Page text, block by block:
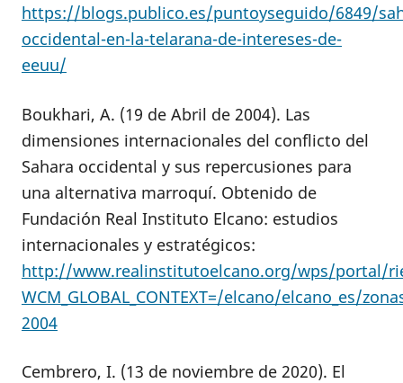
https://blogs.publico.es/puntoyseguido/6849/
occidental-en-la-telarana-de-intereses-de-
eeuu/
Boukhari, A. (19 de Abril de 2004). Las
dimensiones internacionales del conflicto del
Sahara occidental y sus repercusiones para
una alternativa marroquí. Obtenido de
Fundación Real Instituto Elcano: estudios
internacionales y estratégicos:
http://www.realinstitutoelcano.org/wps/portal/
WCM_GLOBAL_CONTEXT=/elcano/elcano_es/
2004
Cembrero, I. (13 de noviembre de 2020). El